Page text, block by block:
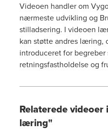
Videoen handler om
nærmeste udvikling og
stilladsering. I videoen
kan støtte andres læring,
introduceret for
retningsfastholdelse og
Relaterede
læring"